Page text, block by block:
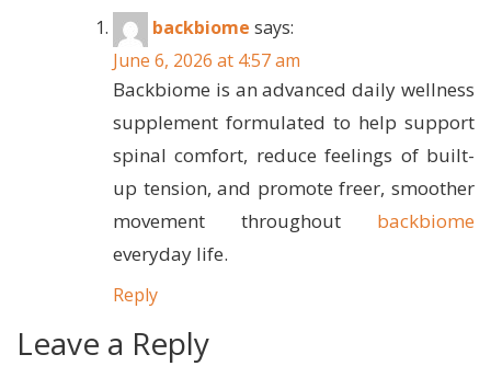
backbiome says:
June 6, 2026 at 4:57 am
Backbiome is an advanced daily wellness
supplement formulated to help support
spinal comfort, reduce feelings of built-
up tension, and promote freer, smoother
movement throughout backbiome
everyday life.
Reply
Leave a Reply